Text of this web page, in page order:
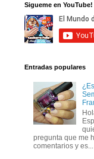
Sigueme en YouTube!
Entradas populares
pregunta que me
comentarios y es...